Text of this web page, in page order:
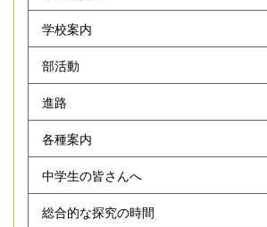
学校案内
部活動
進路
各種案内
中学生の皆さんへ
総合的な探究の時間